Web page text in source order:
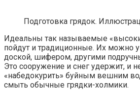
Подготовка грядок.
Идеальны так называемые
пойдут и традиционные. Их можно
доской, шифером, другими
Это сооружение и снег удержит, и
«набедокурить» буйным вешним
смыть обычные грядки-холмики.